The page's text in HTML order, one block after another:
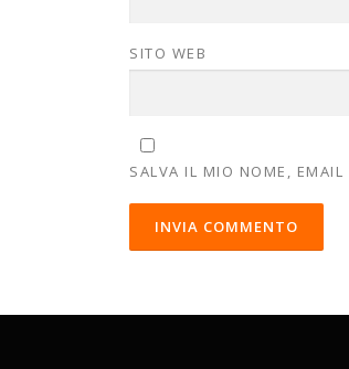
SITO WEB
SALVA IL MIO NOME, EMAIL